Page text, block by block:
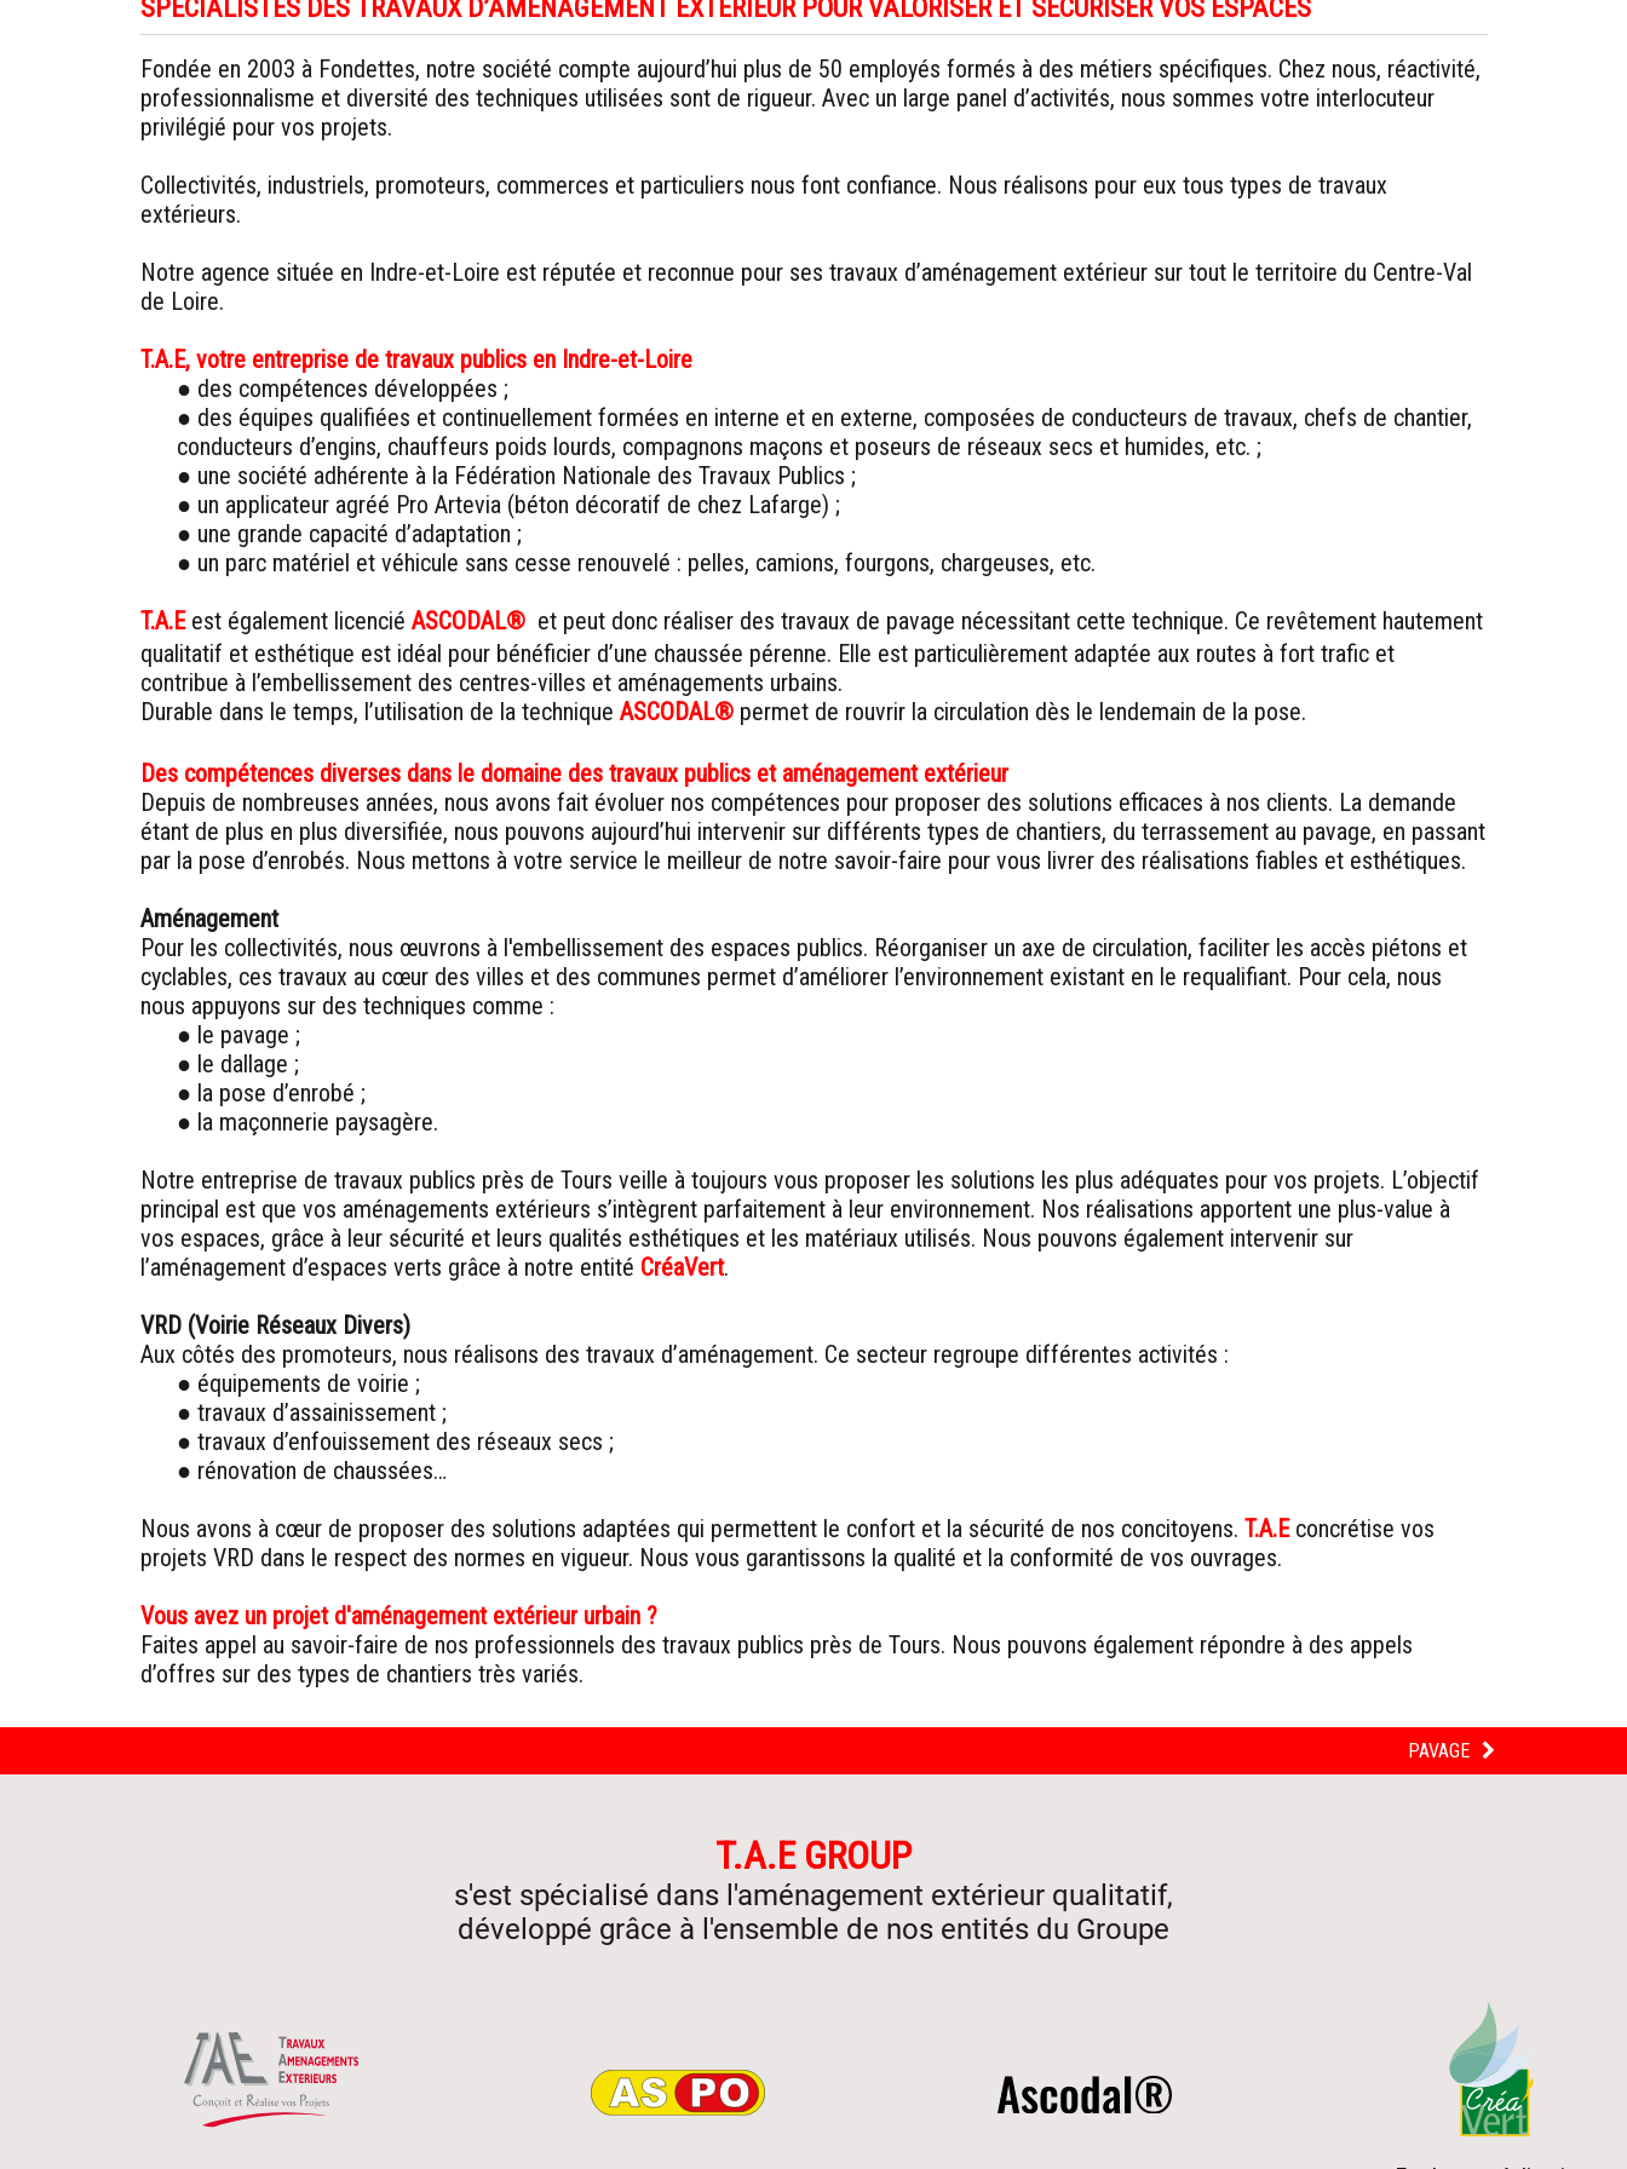
SPÉCIALISTES DES TRAVAUX D’AMÉNAGEMENT EXTÉRIEUR POUR VALORISER ET SÉCURISER VOS ESPACES
Fondée en 2003 à Fondettes, notre société compte aujourd’hui plus de 50 employés formés à des métiers spécifiques. Chez nous, réactivité,
professionnalisme et diversité des techniques utilisées sont de rigueur. Avec un large panel d’activités, nous sommes votre interlocuteur
privilégié pour vos projets.
Collectivités, industriels, promoteurs, commerces et particuliers nous font confiance. Nous réalisons pour eux tous types de travaux
extérieurs.
Notre agence située en Indre-et-Loire est réputée et reconnue pour ses travaux d’aménagement extérieur sur tout le territoire du Centre-Val
de Loire.
T.A.E, votre entreprise de travaux publics en Indre-et-Loire
● des compétences développées ;
● des équipes qualifiées et continuellement formées en interne et en externe, composées de conducteurs de travaux, chefs de chantier,
conducteurs d’engins, chauffeurs poids lourds, compagnons maçons et poseurs de réseaux secs et humides, etc. ;
● une société adhérente à la Fédération Nationale des Travaux Publics ;
● un applicateur agréé Pro Artevia (béton décoratif de chez Lafarge) ;
● une grande capacité d’adaptation ;
● un parc matériel et véhicule sans cesse renouvelé : pelles, camions, fourgons, chargeuses, etc.
T.A.Eest également licencié ASCODAL® et peut donc réaliser des travaux de pavage nécessitant cette technique. Ce revêtement hautement
qualitatif et esthétique est idéal pour bénéficier d’une chaussée pérenne. Elle est particulièrement adaptée aux routes à fort trafic et
contribue à l’embellissement des centres-villes et aménagements urbains.
Durable dans le temps, l’utilisation de la technique ASCODAL® permet de rouvrir la circulation dès le lendemain de la pose.
Des compétences diverses dans le domaine des travaux publics et aménagement extérieur
Depuis de nombreuses années, nous avons fait évoluer nos compétences pour proposer des solutions efficaces à nos clients. La demande
étant de plus en plus diversifiée, nous pouvons aujourd’hui intervenir sur différents types de chantiers, du terrassement au pavage, en passant
par la pose d’enrobés. Nous mettons à votre service le meilleur de notre savoir-faire pour vous livrer des réalisations fiables et esthétiques.
Aménagement
Pour les collectivités, nous œuvrons à l'embellissement des espaces publics. Réorganiser un axe de circulation, faciliter les accès piétons et
cyclables, ces travaux au cœur des villes et des communes permet d’améliorer l’environnement existant en le requalifiant. Pour cela, nous
nous appuyons sur des techniques comme :
● le pavage ;
● le dallage ;
● la pose d’enrobé ;
● la maçonnerie paysagère.
Notre entreprise de travaux publics près de Tours veille à toujours vous proposer les solutions les plus adéquates pour vos projets. L’objectif
principal est que vos aménagements extérieurs s’intègrent parfaitement à leur environnement. Nos réalisations apportent une plus-value à
vos espaces, grâce à leur sécurité et leurs qualités esthétiques et les matériaux utilisés. Nous pouvons également intervenir sur
l’aménagement d’espaces verts grâce à notre entité CréaVert.
VRD (Voirie Réseaux Divers)
Aux côtés des promoteurs, nous réalisons des travaux d’aménagement. Ce secteur regroupe différentes activités :
● équipements de voirie ;
● travaux d’assainissement ;
● travaux d’enfouissement des réseaux secs ;
● rénovation de chaussées…
Nous avons à cœur de proposer des solutions adaptées qui permettent le confort et la sécurité de nos concitoyens. T.A.Econcrétise vos
projets VRD dans le respect des normes en vigueur. Nous vous garantissons la qualité et la conformité de vos ouvrages.
Vous avez un projet d'aménagement extérieur urbain ?
Faites appel au savoir-faire de nos professionnels des travaux publics près de Tours. Nous pouvons également répondre à des appels
d’offres sur des types de chantiers très variés.
au
PAVAGE
T.A.E GROUP
s'est spécialisé dans l'aménagement extérieur qualitatif,
développé grâce à l'ensemble de nos entités du Groupe